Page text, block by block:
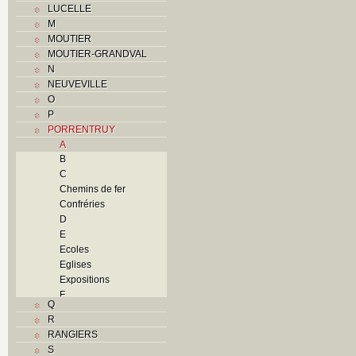
LUCELLE
M
MOUTIER
MOUTIER-GRANDVAL
N
NEUVEVILLE
O
P
PORRENTRUY
A
B
C
Chemins de fer
Confréries
D
E
Ecoles
Eglises
Expositions
F
H
Q
R
RANGIERS
S